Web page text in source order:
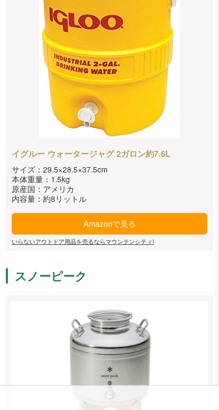
イグルー ウォータージャグ 2ガロン約7.6L
サイズ：29.5×28.5×37.5cm
本体重量：1.5kg
原産国：アメリカ
内容量：約8リットル
Amazonで見る
いらないアウトドア用品を売るならマウンテンシティ!
スノーピーク